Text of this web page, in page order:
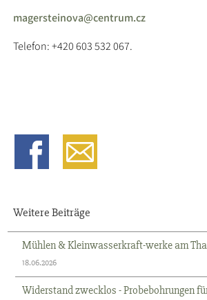
magersteinova@centrum.cz
Telefon: +420 603 532 067.
Weitere Beiträge
Mühlen & Kleinwasserkraft-werke am
18.06.2026
Widerstand zwecklos - Probebohrungen